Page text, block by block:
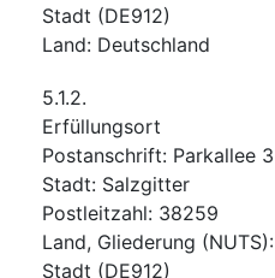
Stadt (DE912)
Land: Deutschland
5.1.2.
Erfüllungsort
Postanschrift: Parkallee 3
Stadt: Salzgitter
Postleitzahl: 38259
Land, Gliederung (NUTS):
Stadt (DE912)